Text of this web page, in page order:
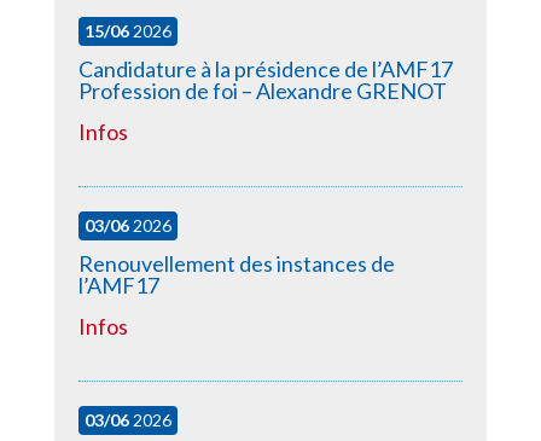
15/062026
Candidature à la présidence de l’AMF17
Profession de foi – Alexandre GRENOT
Infos
03/062026
Renouvellement des instances de
l’AMF17
Infos
03/062026